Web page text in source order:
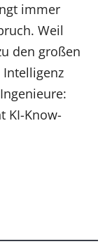
immer
Weil
den großen
KI-Know-